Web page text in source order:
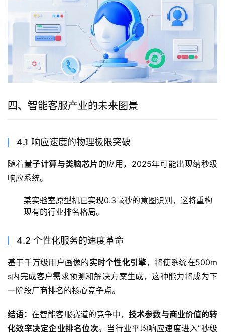
四、智能客服产业的未来图景
4.1 响应速度的物理极限突破
随着量子计算与类脑芯片的应用，2025年可能出现纳秒级
响应系统。
某实验室原型机已实现0.3毫秒的意图识别，这将重构
现有的行业排名格局。
4.2 个性化服务的速度革命
基于千万级用户画像的实时个性化引擎，将使系统在500m
s内完成客户需求预测和解决方案生成，这种能力将成为下
一阶段厂商排名的核心竞争点。
结语：在智能客服赛道的竞争中，技术参数与商业价值的转
化效率决定企业排名位次。当行业平均响应速度进入”秒级